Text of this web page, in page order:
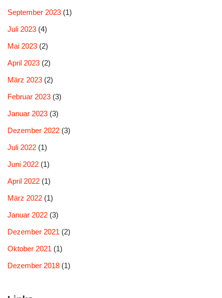
September 2023 (1)
Juli 2023 (4)
Mai 2023 (2)
April 2023 (2)
März 2023 (2)
Februar 2023 (3)
Januar 2023 (3)
Dezember 2022 (3)
Juli 2022 (1)
Juni 2022 (1)
April 2022 (1)
März 2022 (1)
Januar 2022 (3)
Dezember 2021 (2)
Oktober 2021 (1)
Dezember 2018 (1)